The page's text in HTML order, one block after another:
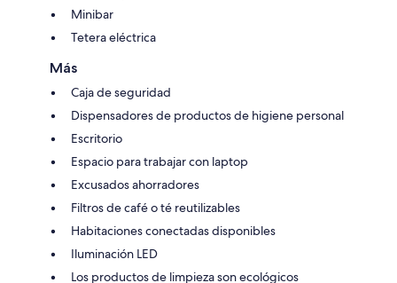
Minibar
Tetera eléctrica
Más
Caja de seguridad
Dispensadores de productos de higiene personal
Escritorio
Espacio para trabajar con laptop
Excusados ahorradores
Filtros de café o té reutilizables
Habitaciones conectadas disponibles
Iluminación LED
Los productos de limpieza son ecológicos